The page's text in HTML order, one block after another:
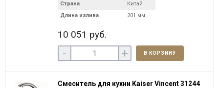
Страна
Китай
Длина излива
201 мм
10 051 руб.
- + В КОРЗИНУ
Смеситель для кухни Kaiser Vincent 31244